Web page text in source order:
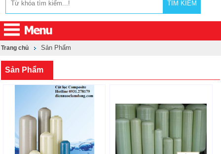
TÌM KIẾM
Trang chủ Sản Phẩm
Sản Phẩm